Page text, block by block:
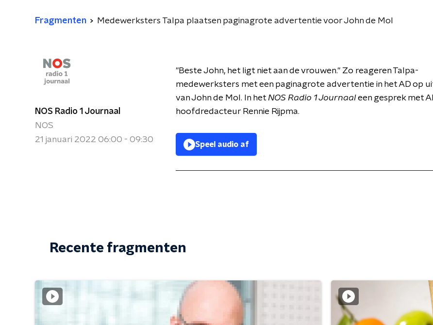
Fragmenten Medewerksters Talpa plaatsen paginagrote advertentie voor John de Mol
NOS Radio 1 Journaal
NOS
21 januari 2022 06:00 - 09:30
"Beste John, het ligt niet aan de vrouwen." Zo reageren Talpa-
medewerksters met een paginagrote advertentie in het AD op
van John de Mol. In het NOS Radio 1 Journaaleen gesprek met
hoofdredacteur Rennie Rijpma.
Speel audio af
Recente fragmenten